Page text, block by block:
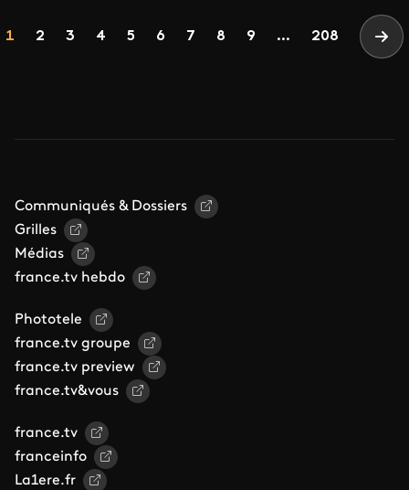
Page
1 Page
2 Page
3 Page
4 Page
5 Page
6 Page
7 Page
8 Page
9 ... 208
Communiqués & Dossiers
Grilles
Médias
france.tv hebdo
Phototele
france.tv groupe
france.tv preview
france.tv&vous
france.tv
franceinfo
La1ere.fr